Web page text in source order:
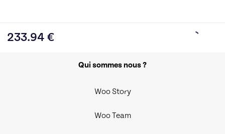
233.94 €
Qui sommes nous ?
Woo Story
Woo Team